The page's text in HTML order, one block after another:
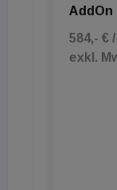
AddOn
584,- €
exkl.